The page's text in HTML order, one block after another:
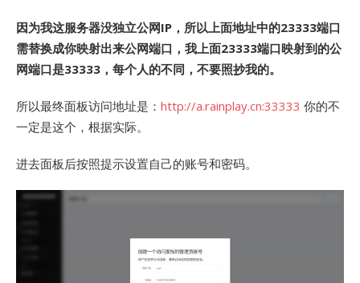
因为我这服务器没独立公网IP，所以上面地址中的23333端口
需替换成你映射出来公网端口，我上面23333端口映射到的公
网端口是33333，每个人的不同，不要照抄我的。
所以最终面板访问地址是： http://a.rainplay.cn:33333 你的不
一定是这个，根据实际。
进去面板后按照提示设置自己的账号和密码。